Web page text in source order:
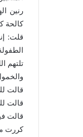
رنين
كالحة
قلت:
تلتهم
قالت
قالت
قالت
كررت